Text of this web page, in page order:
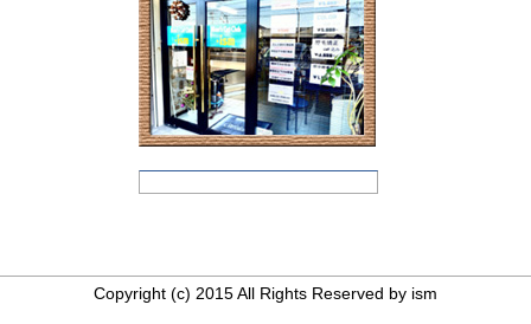
Copyright (c) 2015 All Rights Reserved by ism